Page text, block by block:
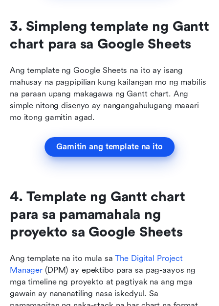
3. Simpleng template ng Gantt
chart para sa Google Sheets
Ang template ng Google Sheets na ito ay isang
mahusay na pagpipilian kung kailangan mo ng mabilis
na paraan upang makagawa ng Gantt chart. Ang
simple nitong disenyo ay nangangahulugang maaari
mo itong gamitin agad.
Gamitin ang template na ito
4. Template ng Gantt chart
para sa pamamahala ng
proyekto sa Google Sheets
Ang template na ito mula sa The Digital Project
Manager (DPM) ay epektibo para sa pag-aayos ng
mga timeline ng proyekto at pagtiyak na ang mga
gawain ay nananatiling nasa iskedyul. Sa